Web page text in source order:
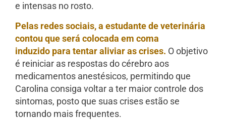
e intensas no rosto.
Pelas redes sociais, a estudante de veterinária
contou que será colocada em coma
induzido para tentar aliviar as crises. O objetivo
é reiniciar as respostas do cérebro aos
medicamentos anestésicos, permitindo que
Carolina consiga voltar a ter maior controle dos
sintomas, posto que suas crises estão se
tornando mais frequentes.